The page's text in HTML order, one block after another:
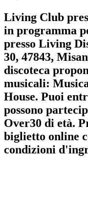
Living Club
in programma
presso Living
30, 47843,
discoteca
musicali:
House. Puoi
possono
Over30 di età.
biglietto online
condizioni